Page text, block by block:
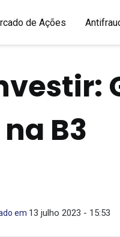
de Ações
B3
em 13 julho 2023 - 15:53